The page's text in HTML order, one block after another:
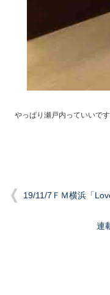
やっぱり瀬戸内っていいです
19/11/7ＦＭ横浜「
連